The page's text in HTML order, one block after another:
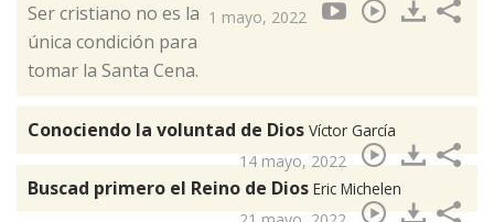
1 mayo, 2022
Ser cristiano no es la
única condición para
tomar la Santa Cena.
Conociendo la voluntad de Dios Víctor García
14 mayo, 2022
Buscad primero el Reino de Dios Eric Michelen